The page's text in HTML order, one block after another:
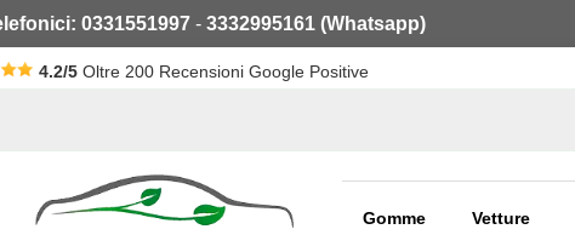
0331551997 - 3332995161 (Whatsapp)
4.2/5 Oltre 200 Recensioni Google Positive
Gomme Vetture